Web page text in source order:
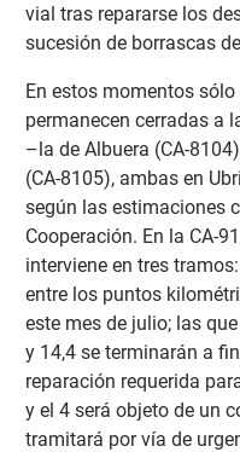
vial tras repararse los
sucesión de borrascas
En estos momentos
permanecen cerradas a
–la de Albuera (CA-
(CA-8105), ambas en
según las estimaciones
Cooperación. En la CA-
interviene en tres
entre los puntos
este mes de julio; las
y 14,4 se terminarán a
reparación requerida
y el 4 será objeto de un
tramitará por vía de